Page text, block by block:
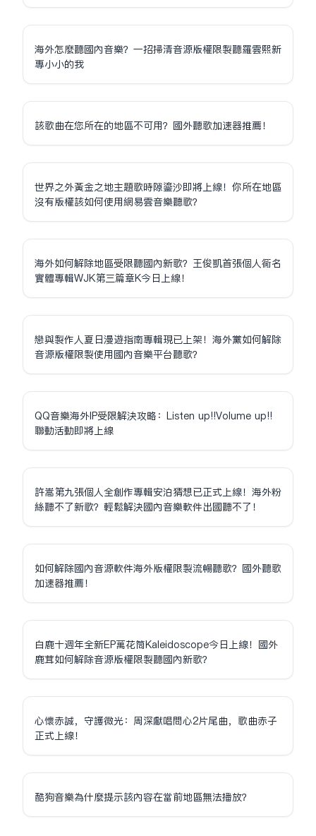
海外怎麼聽國內音樂？一招掃清音源版權限制聽羅雲熙新
專小小的我
該歌曲在您所在的地區不可用？國外聽歌加速器推薦！
世界之外黃金之地主題歌時隙鎏沙即將上線！你所在地區
沒有版權該如何使用網易雲音樂聽歌？
海外如何解除地區受限聽國內新歌？王俊凱首張個人同名
實體專輯WJK第三篇章K今日上線！
戀與製作人夏日漫遊指南專輯現已上架！海外黨如何解除
音源版權限制使用國內音樂平台聽歌？
QQ音樂海外IP受限解決攻略：Listen up!!Volume up!!
聯動活動即將上線
許嵩第九張個人全創作專輯安泊猜想已正式上線！海外粉
絲聽不了新歌？輕鬆解決國內音樂軟件出國聽不了！
如何解除國內音源軟件海外版權限制流暢聽歌？國外聽歌
加速器推薦！
白鹿十週年全新EP萬花筒Kaleidoscope今日上線！國外
鹿茸如何解除音源版權限制聽國內新歌？
心懷赤誠，守護微光：周深獻唱問心2片尾曲，歌曲赤子
正式上線！
酷狗音樂為什麼提示該內容在當前地區無法播放？